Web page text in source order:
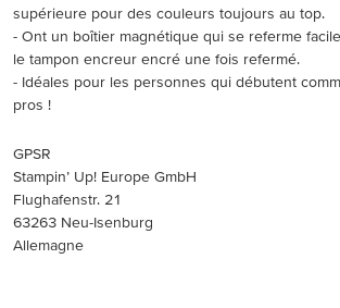
supérieure pour des couleurs toujours au top.
- Ont un boîtier magnétique qui se referme
le tampon encreur encré une fois refermé.
- Idéales pour les personnes qui débutent
pros !
GPSR
Stampin’ Up! Europe GmbH
Flughafenstr. 21
63263 Neu-Isenburg
Allemagne